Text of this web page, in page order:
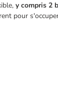
y compris 2
pour